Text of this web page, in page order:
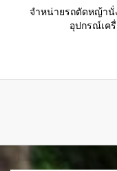
จำหน่ายรถตัดหญ้านั่
อุปกรณ์เค